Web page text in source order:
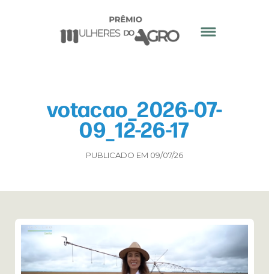
votacao_2026-07-
09_12-26-17
PUBLICADO EM 09/07/26